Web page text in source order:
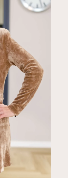
website
en
ons
en